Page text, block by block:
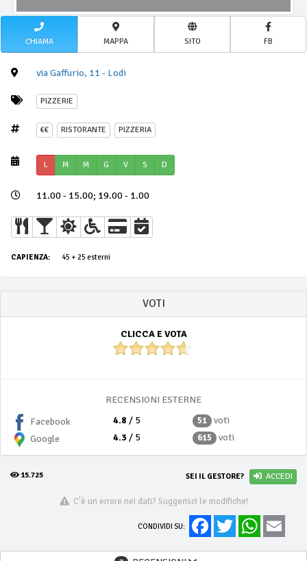
CHIAMA MAPPA SITO FB
via Gaffurio, 11 - Lodi
PIZZERIE
€€ RISTORANTE PIZZERIA
L M M G V S D
11.00 - 15.00; 19.00 - 1.00
CAPIENZA: 45 + 25 esterni
VOTI
CLICCA E VOTA
RECENSIONI ESTERNE
Facebook
4.8 / 5 51
voti
Google
4.3 / 5 615 voti
15.725 SEI IL GESTORE? ACCEDI
C'è un errore nei dati? Suggerisci le modifiche!
CONDIVIDI SU:
FacebookTwitter WhatsApp